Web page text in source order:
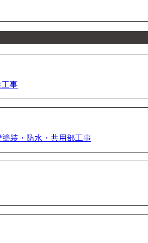
事
装・防水・共用部工事